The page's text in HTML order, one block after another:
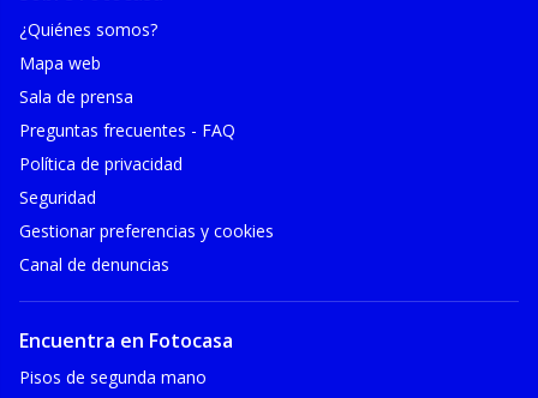
¿Quiénes somos?
Mapa web
Sala de prensa
Preguntas frecuentes - FAQ
Política de privacidad
Seguridad
Gestionar preferencias y cookies
Canal de denuncias
Encuentra en Fotocasa
Pisos de segunda mano